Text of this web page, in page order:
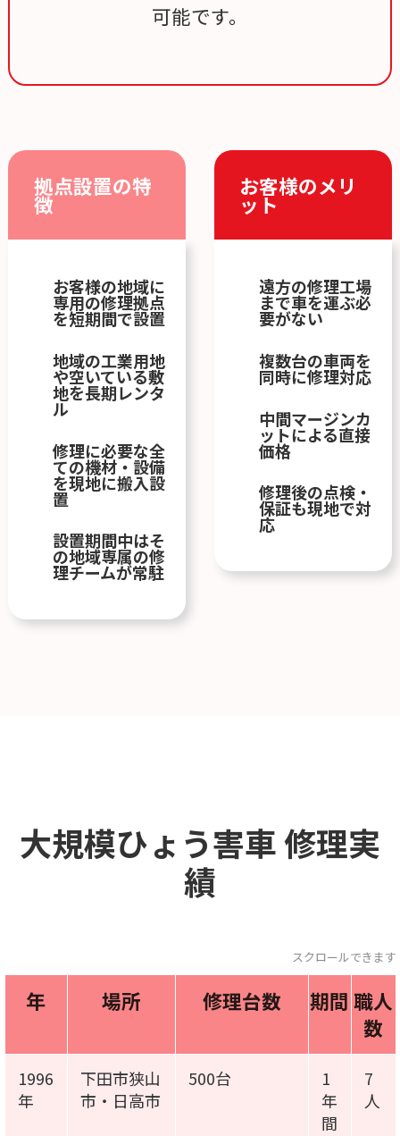
可能です。
拠点設置の特
徴
お客様の地域に
専用の修理拠点
を短期間で設置
地域の工業用地
や空いている敷
地を長期レンタ
ル
修理に必要な全
ての機材・設備
を現地に搬入設
置
設置期間中はそ
の地域専属の修
理チームが常駐
お客様のメリ
ット
遠方の修理工場
まで車を運ぶ必
要がない
複数台の車両を
同時に修理対応
中間マージンカ
ットによる直接
価格
修理後の点検・
保証も現地で対
応
大規模ひょう害車修理実
績
スクロールできます
年 場所 修理台数 期間 職人
数
1996
年
下田市狭山
市・日高市
500台
1
年
間
7
人